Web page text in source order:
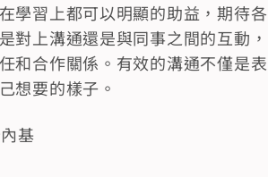
學習上都可以明顯的助益，期待各
對上溝通還是與同事之間的互動，
和合作關係。有效的溝通不僅是表
想要的樣子。
基